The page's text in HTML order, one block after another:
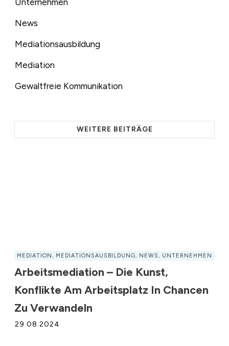
Unternehmen
News
Mediationsausbildung
Mediation
Gewaltfreie Kommunikation
WEITERE BEITRÄGE
MEDIATION , MEDIATIONSAUSBILDUNG, NEWS, UNTERNEHMEN
Arbeitsmediation – Die Kunst,
Konflikte Am Arbeitsplatz In Chancen
Zu Verwandeln
29.08.2024